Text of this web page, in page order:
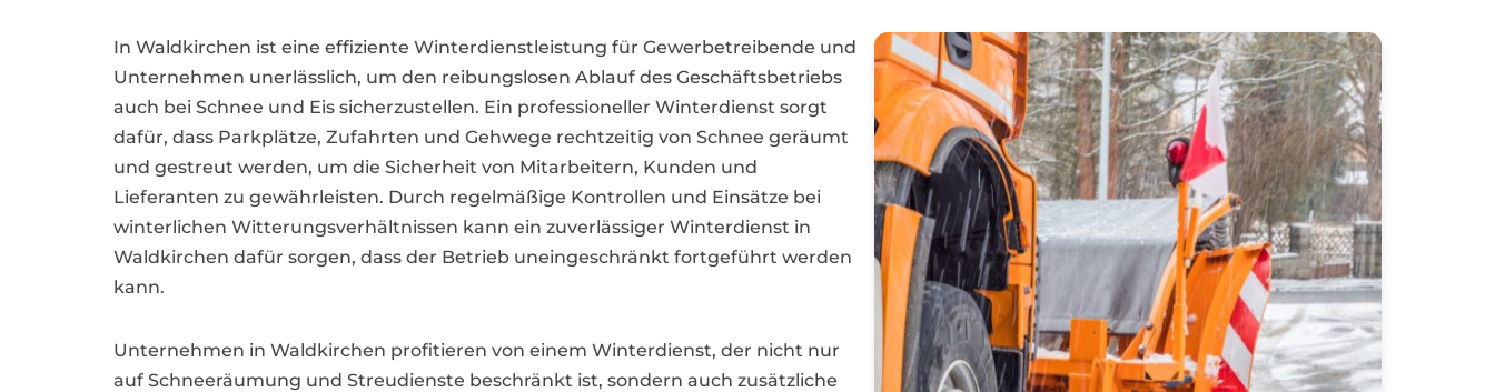
In Waldkirchen ist eine effiziente Winterdienstleistung für Gewerbetreibende und
Unternehmen unerlässlich, um den reibungslosen Ablauf des Geschäftsbetriebs
auch bei Schnee und Eis sicherzustellen. Ein professioneller Winterdienst sorgt
dafür, dass Parkplätze, Zufahrten und Gehwege rechtzeitig von Schnee geräumt
und gestreut werden, um die Sicherheit von Mitarbeitern, Kunden und
Lieferanten zu gewährleisten. Durch regelmäßige Kontrollen und Einsätze bei
winterlichen Witterungsverhältnissen kann ein zuverlässiger Winterdienst in
Waldkirchen dafür sorgen, dass der Betrieb uneingeschränkt fortgeführt werden
kann.
Unternehmen in Waldkirchen profitieren von einem Winterdienst, der nicht nur
auf Schneeräumung und Streudienste beschränkt ist, sondern auch zusätzliche